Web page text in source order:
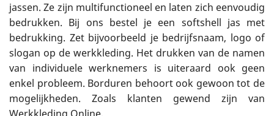
jassen. Ze zijn multifunctioneel en laten zich eenvoudig
bedrukken. Bij ons bestel je een softshell jas met
bedrukking. Zet bijvoorbeeld je bedrijfsnaam, logo of
slogan op de werkkleding. Het drukken van de namen
van individuele werknemers is uiteraard ook geen
enkel probleem. Borduren behoort ook gewoon tot de
mogelijkheden. Zoals klanten gewend zijn van